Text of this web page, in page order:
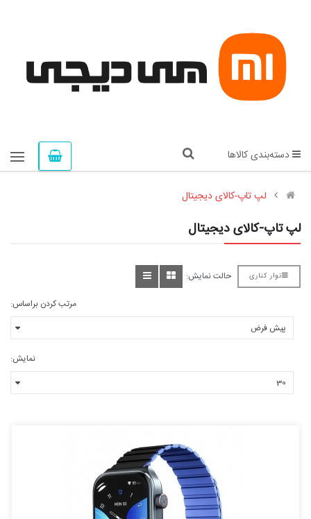
دسته‌بندی کالاها
لپ تاپ-کالای دیجیتال
لپ تاپ-کالای دیجیتال
نوار کناری
حالت نمایش:
مرتب کردن براساس:
نمایش: